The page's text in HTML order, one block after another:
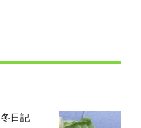
冬日記